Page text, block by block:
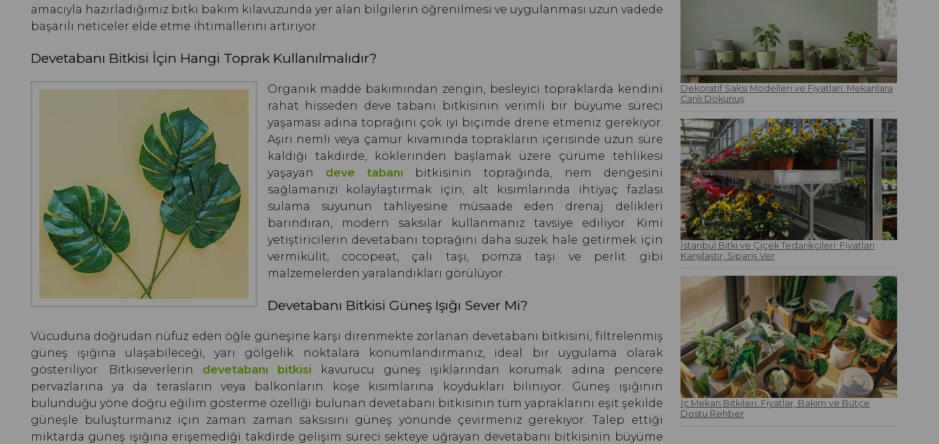
amacıyla hazırladığımız bitki bakım kılavuzunda yer alan bilgilerin öğrenilmesi ve uygulanması uzun vadede
başarılı neticeler elde etme ihtimallerini artırıyor.
Devetabanı Bitkisi İçin Hangi Toprak Kullanılmalıdır?
Organik madde bakımından zengin, besleyici topraklarda kendini
rahat hisseden deve tabanı bitkisinin verimli bir büyüme süreci
yaşaması adına toprağını çok iyi biçimde drene etmeniz gerekiyor.
Aşırı nemli veya çamur kıvamında toprakların içerisinde uzun süre
kaldığı takdirde, köklerinden başlamak üzere çürüme tehlikesi
yaşayan deve tabanı bitkisinin toprağında, nem dengesini
sağlamanızı kolaylaştırmak için, alt kısımlarında ihtiyaç fazlası
sulama suyunun tahliyesine müsaade eden drenaj delikleri
barındıran, modern saksılar kullanmanız tavsiye ediliyor. Kimi
yetiştiricilerin devetabanı toprağını daha süzek hale getirmek için
vermikülit, cocopeat, çalı taşı, pomza taşı ve perlit gibi
malzemelerden yaralandıkları görülüyor.
Devetabanı Bitkisi Güneş Işığı Sever Mi?
Vücuduna doğrudan nüfuz eden öğle güneşine karşı direnmekte zorlanan devetabanı bitkisini, filtrelenmiş
güneş ışığına ulaşabileceği, yarı gölgelik noktalara konumlandırmanız, ideal bir uygulama olarak
gösteriliyor. Bitkiseverlerin devetabanı bitkisi kavurucu güneş ışıklarından korumak adına pencere
pervazlarına ya da terasların veya balkonların köşe kısımlarına koydukları biliniyor. Güneş ışığının
bulunduğu yöne doğru eğilim gösterme özelliği bulunan devetabanı bitkisinin tüm yapraklarını eşit şekilde
güneşle buluşturmanız için zaman zaman saksısını güneş yönünde çevirmeniz gerekiyor. Talep ettiği
miktarda güneş ışığına erişemediği takdirde gelişim süreci sekteye uğrayan devetabanı bitkisinin büyüme
Dekoratif Saksı Modelleri ve Fiyatları: Mekanlara
Canlı Dokunuş
İstanbul Bitki ve Çiçek Tedarikçileri: Fiyatları
Karşılaştır, Sipariş Ver
İç Mekan Bitkileri: Fiyatlar, Bakım ve Bütçe
Dostu Rehber